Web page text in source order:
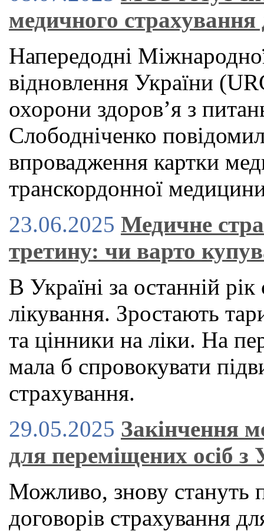
медичного
Напередодні
відновлення України
охорони здоров’я з
Слободніченко
впровадження картки
транскордонної
23.06.2025 Медичне
третину: чи варто
В Україні за останній
лікування. Зростають
та цінники на ліки. На
мала б спровокувати
страхування.
29.05.2025 Закінчення
для переміщених осіб з
Можливо, знову стануть
договорів страхування